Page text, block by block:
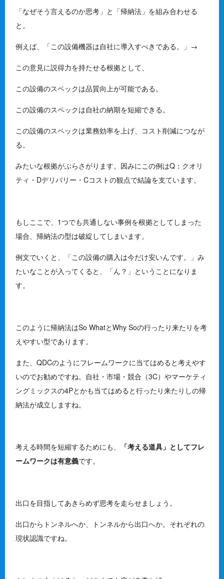
「なぜそう言えるのか思考」と「帰納法」を組み合わせる
と。
例えば、「この設備機器は自社に導入すべきである。」→
この意見に説得力を持たせる根拠として、
この設備のスペックは品質向上が可能である。
この設備のスペックは自社の納期を短縮できる。
この設備のスペックは業務効率を上げ、コスト削減につなが
る。
みたいな根拠がぶらさがります。因みにこの例はQ：クオリ
ティ・Dデリバリー・Cコストの観点で結論を支ています。
もしここで、1つでも共通しない事例を根拠としてしまった
場合、帰納法の型は破綻してしまいます。
例文でいくと、「この設備の購入は今だけ安いんです。」み
たいなことが入ってくると、「ん？」ということになりま
す。
このように帰納法はSo WhatとWhy Soの行ったり来たりを考
えやすい型であります。
また、QDCのようにフレームワークに当てはめると考えやす
いのでお勧めですね。自社・市場・競合（3C）やマーケティ
ングミックスの4Pとかも当てはめると行ったり来たりしの帰
納法が成立しますね。
考える時間を短縮するためにも、
「考える道具」としてフレ
ームワークは有意義です。
出口を目指してあきらめず思考を走らせましょう。
出口からトンネルへか、トンネルから出口へか。それぞれの
現状認識ですね。